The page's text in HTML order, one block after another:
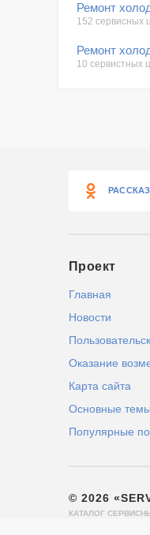
Ремонт
152 сервисных
Ремонт
10 сервистных
Проект
Главная
Новости
Оказание
Карта сайта
Основные
Популярные
© 2026
КАТАЛОГ